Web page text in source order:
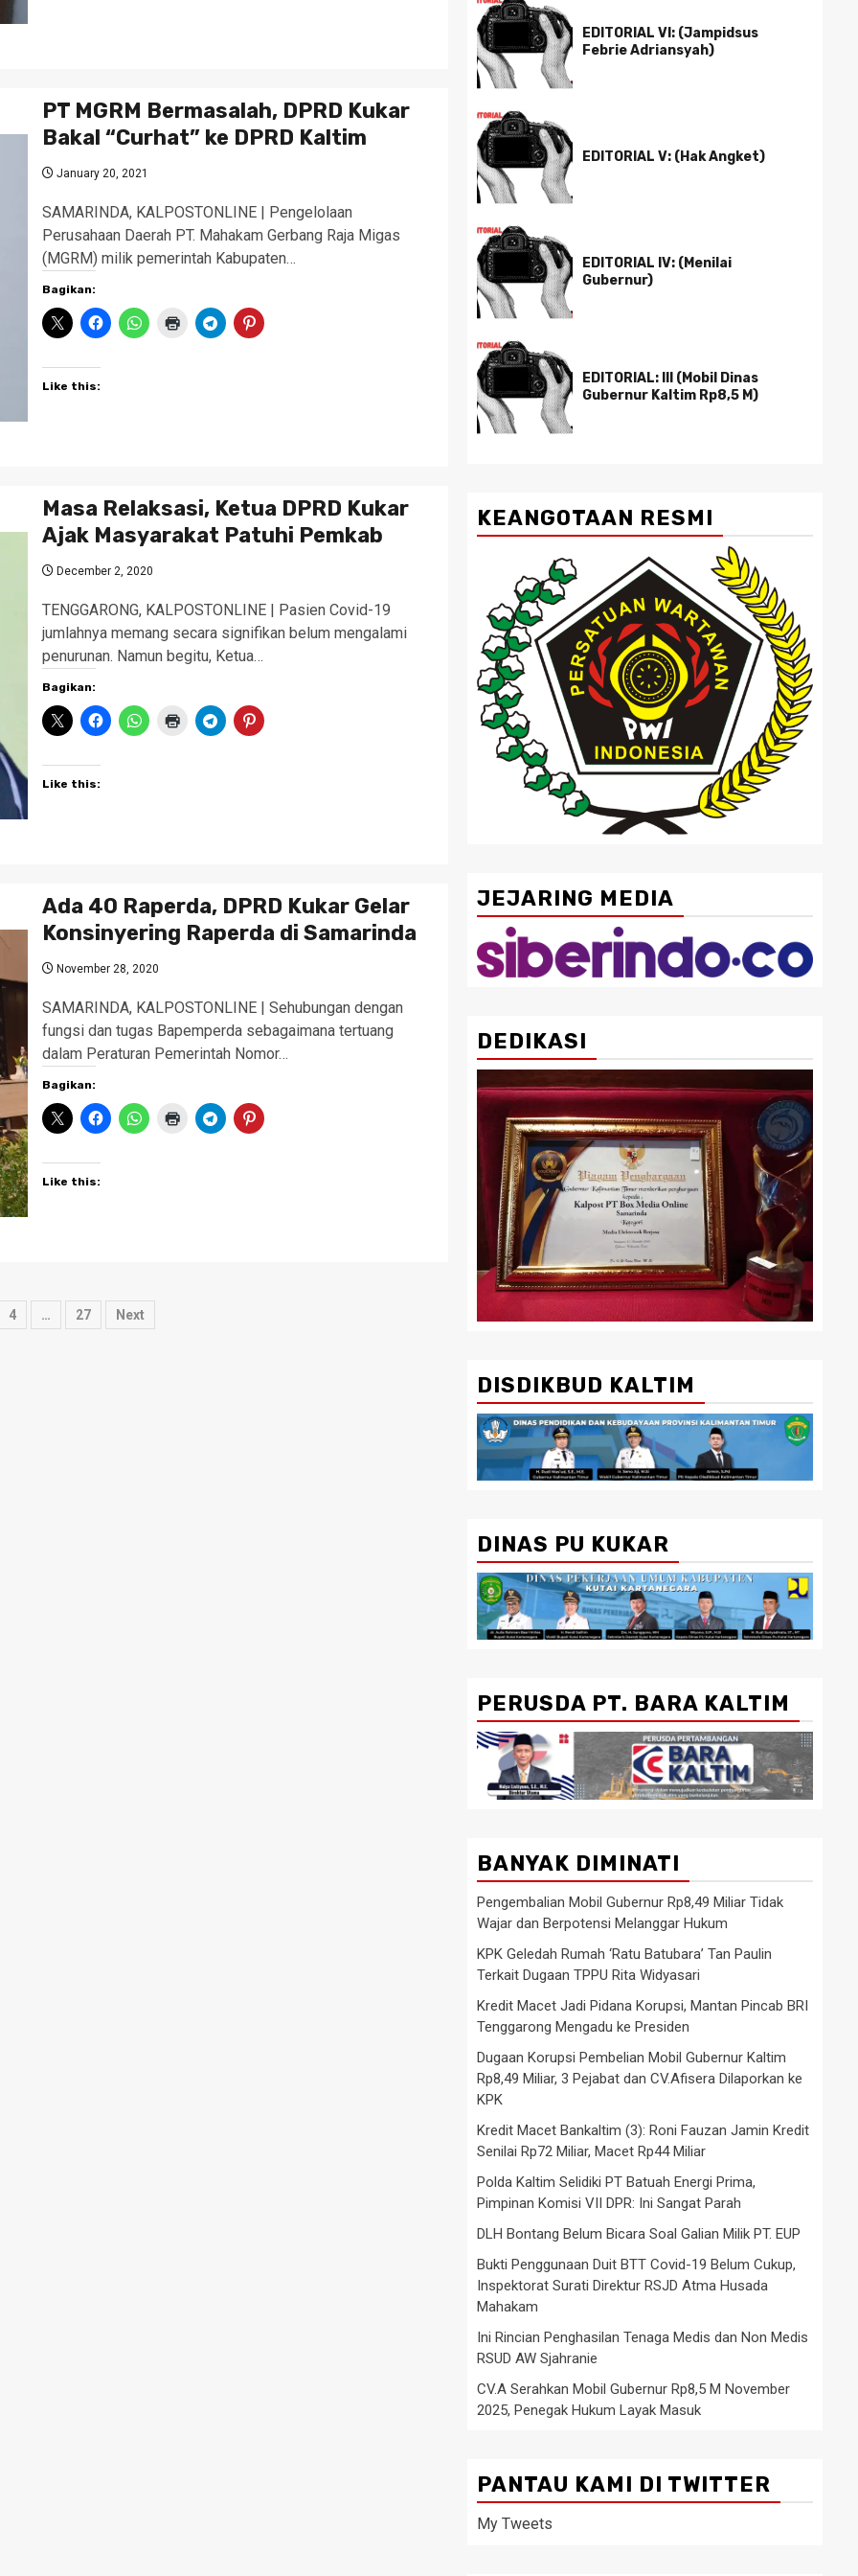
PT MGRM Bermasalah, DPRD Kukar
Bakal “Curhat” ke DPRD Kaltim
January 20, 2021
SAMARINDA, KALPOSTONLINE | Pengelolaan
Perusahaan Daerah PT. Mahakam Gerbang Raja Migas
(MGRM) milik pemerintah Kabupaten…
Bagikan:
Like this:
Masa Relaksasi, Ketua DPRD Kukar
Ajak Masyarakat Patuhi Pemkab
December 2, 2020
TENGGARONG, KALPOSTONLINE | Pasien Covid-19
jumlahnya memang secara signifikan belum mengalami
penurunan. Namun begitu, Ketua…
Bagikan:
Like this:
Ada 40 Raperda, DPRD Kukar Gelar
Konsinyering Raperda di Samarinda
November 28, 2020
SAMARINDA, KALPOSTONLINE | Sehubungan dengan
fungsi dan tugas Bapemperda sebagaimana tertuang
dalam Peraturan Pemerintah Nomor…
Bagikan:
Like this:
4 … 27 Next
EDITORIAL VI: (Jampidsus
Febrie Adriansyah)
EDITORIAL V: (Hak Angket)
EDITORIAL IV: (Menilai
Gubernur)
EDITORIAL: III (Mobil Dinas
Gubernur Kaltim Rp8,5 M)
KEANGOTAAN RESMI
JEJARING MEDIA
DEDIKASI
DISDIKBUD KALTIM
DINAS PU KUKAR
PERUSDA PT. BARA KALTIM
BANYAK DIMINATI
Pengembalian Mobil Gubernur Rp8,49 Miliar Tidak
Wajar dan Berpotensi Melanggar Hukum
KPK Geledah Rumah ‘Ratu Batubara’ Tan Paulin
Terkait Dugaan TPPU Rita Widyasari
Kredit Macet Jadi Pidana Korupsi, Mantan Pincab BRI
Tenggarong Mengadu ke Presiden
Dugaan Korupsi Pembelian Mobil Gubernur Kaltim
Rp8,49 Miliar, 3 Pejabat dan CV.Afisera Dilaporkan ke
KPK
Kredit Macet Bankaltim (3): Roni Fauzan Jamin Kredit
Senilai Rp72 Miliar, Macet Rp44 Miliar
Polda Kaltim Selidiki PT Batuah Energi Prima,
Pimpinan Komisi VII DPR: Ini Sangat Parah
DLH Bontang Belum Bicara Soal Galian Milik PT. EUP
Bukti Penggunaan Duit BTT Covid-19 Belum Cukup,
Inspektorat Surati Direktur RSJD Atma Husada
Mahakam
Ini Rincian Penghasilan Tenaga Medis dan Non Medis
RSUD AW Sjahranie
CV.A Serahkan Mobil Gubernur Rp8,5 M November
2025, Penegak Hukum Layak Masuk
PANTAU KAMI DI TWITTER
My Tweets